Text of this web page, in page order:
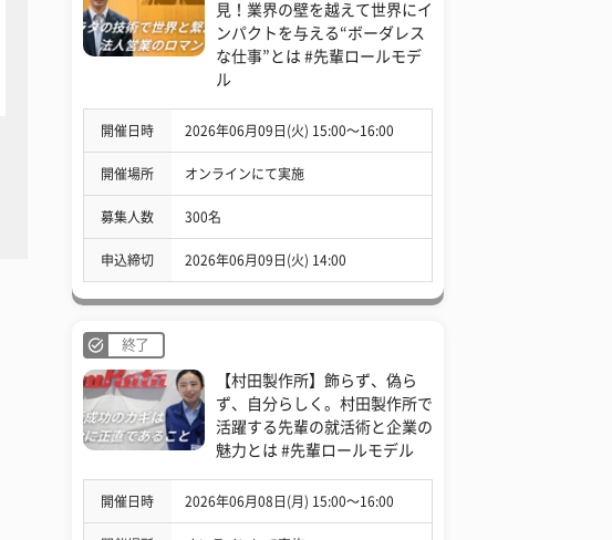
見！業界の壁を越えて世界にイ
ンパクトを与える“ボーダレス
な仕事”とは #先輩ロールモデ
ル
開催日時 2026年06月09日(火) 15:00〜16:00
開催場所 オンラインにて実施
募集人数 300名
申込締切 2026年06月09日(火) 14:00
終了
【村田製作所】飾らず、偽ら
ず、自分らしく。村田製作所で
活躍する先輩の就活術と企業の
魅力とは #先輩ロールモデル
開催日時 2026年06月08日(月) 15:00〜16:00